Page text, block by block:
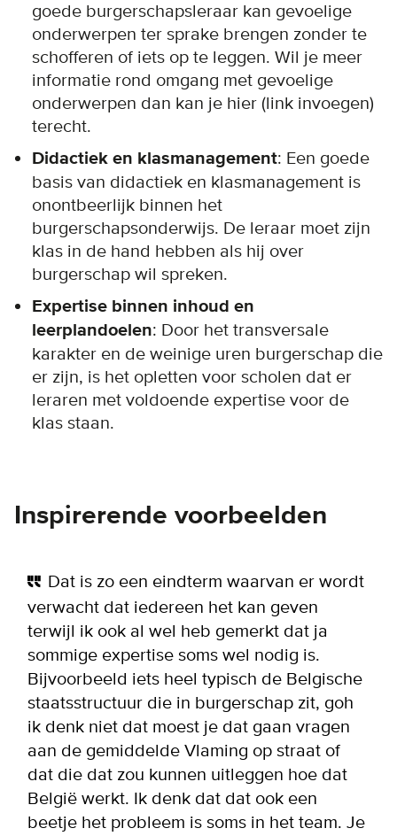
goede burgerschapsleraar kan gevoelige
onderwerpen ter sprake brengen zonder te
schofferen of iets op te leggen. Wil je meer
informatie rond omgang met gevoelige
onderwerpen dan kan je hier (link invoegen)
terecht.
Didactiek en klasmanagement: Een goede
basis van didactiek en klasmanagement is
onontbeerlijk binnen het
burgerschapsonderwijs. De leraar moet zijn
klas in de hand hebben als hij over
burgerschap wil spreken.
Expertise binnen inhoud en
leerplandoelen: Door het transversale
karakter en de weinige uren burgerschap die
er zijn, is het opletten voor scholen dat er
leraren met voldoende expertise voor de
klas staan.
Inspirerende voorbeelden
Dat is zo een eindterm waarvan er wordt
verwacht dat iedereen het kan geven
terwijl ik ook al wel heb gemerkt dat ja
sommige expertise soms wel nodig is.
Bijvoorbeeld iets heel typisch de Belgische
staatsstructuur die in burgerschap zit, goh
ik denk niet dat moest je dat gaan vragen
aan de gemiddelde Vlaming op straat of
dat die dat zou kunnen uitleggen hoe dat
België werkt. Ik denk dat dat ook een
beetje het probleem is soms in het team. Je